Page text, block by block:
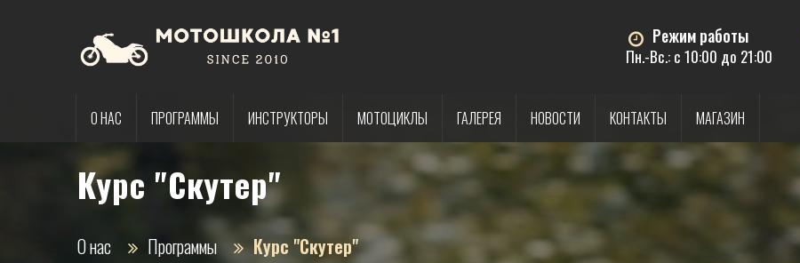
Режим работы
Пн.-Вс.: с 10:00 до 21:00
О НАС ПРОГРАММЫ ИНСТРУКТОРЫ МОТОЦИКЛЫ ГАЛЕРЕЯ НОВОСТИ КОНТАКТЫ МАГАЗИН
Курс "Скутер"
О нас Программы Курс "Скутер"